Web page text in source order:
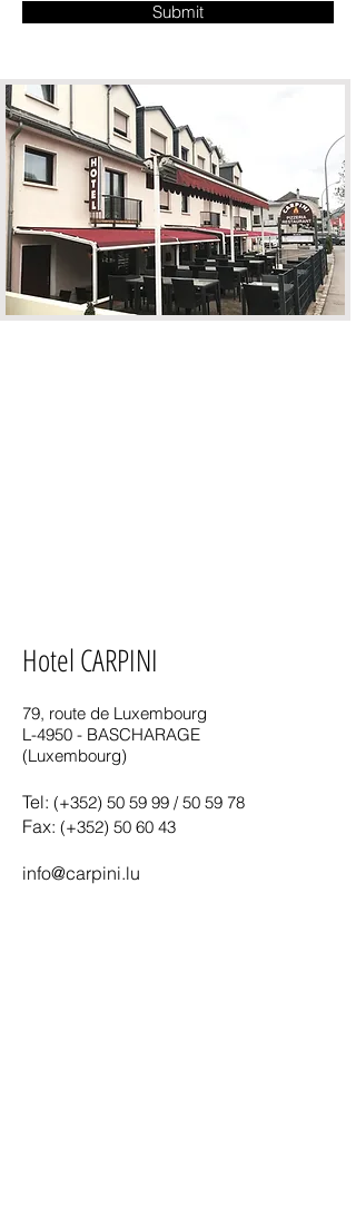
Submit
Hotel CARPINI
79, route de Luxembourg
L-4950 - BASCHARAGE
(Luxembourg)
Tel: (+352) 50 59 99 / 50 59 78
Fax: (+352) 50 60 43
info@carpini.lu